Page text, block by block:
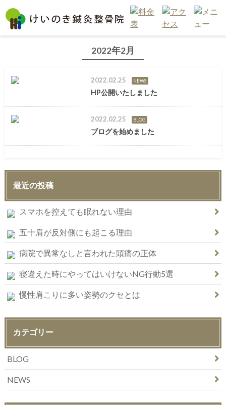
2022年2月
2022.02.25 NEWS
HP公開いたしました
2022.02.25 BLOG
ブログを始めました
最近の投稿
スマホを控えても眠れない理由
五十肩が反対側にも起こる理由
病院で異常なしと言われた頭痛の正体
寝違えた時にやってはいけないNG行動5選
慢性肩こりに多い姿勢のクセとは
カテゴリー
BLOG
NEWS